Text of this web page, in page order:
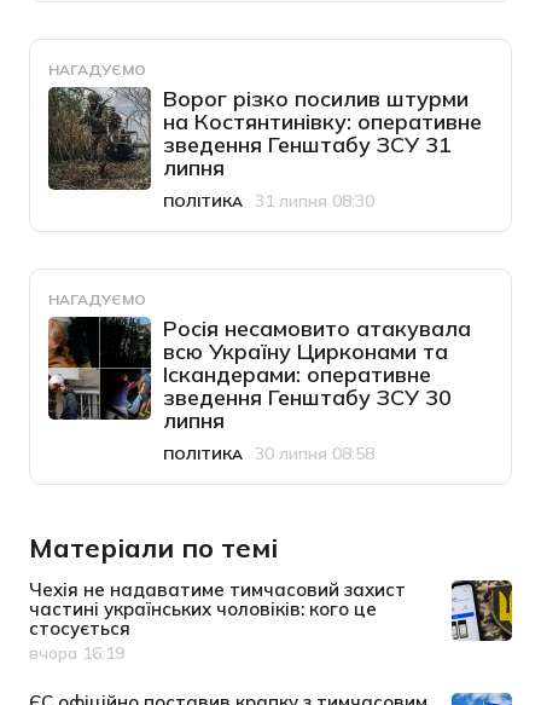
НАГАДУЄМО
Ворог різко посилив штурми
на Костянтинівку: оперативне
зведення Генштабу ЗСУ 31
липня
Категорія
ПОЛІТИКА
Дата публікації
31 липня 08:30
НАГАДУЄМО
Росія несамовито атакувала
всю Україну Цирконами та
Іскандерами: оперативне
зведення Генштабу ЗСУ 30
липня
Категорія
ПОЛІТИКА
Дата публікації
30 липня 08:58
Матеріали по темі
Чехія не надаватиме тимчасовий захист
частині українських чоловіків: кого це
стосується
Дата публікації
вчора 16:19